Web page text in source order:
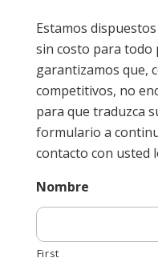
Estamos
sin costo para todo
garantizamos que,
competitivos, no
para que traduzca
formulario a
contacto con usted
Nombre
First